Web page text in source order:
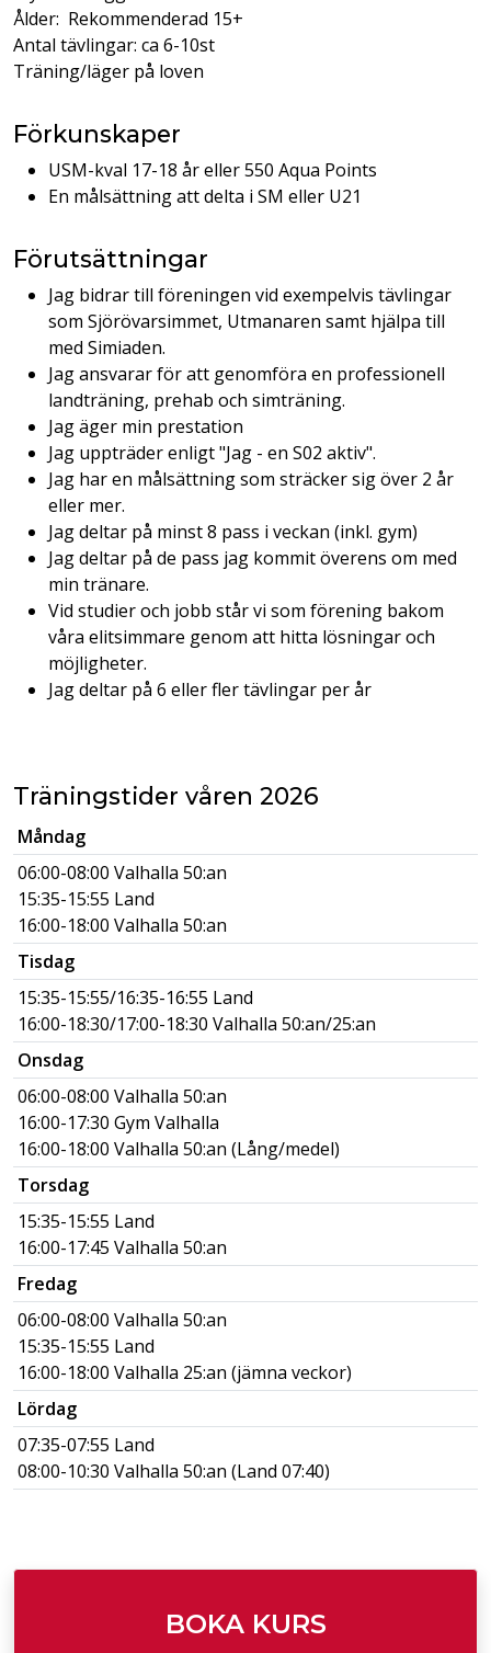
Ålder: Rekommenderad 15+
Antal tävlingar: ca 6-10st
Träning/läger på loven
Förkunskaper
USM-kval 17-18 år eller 550 Aqua Points
En målsättning att delta i SM eller U21
Förutsättningar
Jag bidrar till föreningen vid exempelvis tävlingar
som Sjörövarsimmet, Utmanaren samt hjälpa till
med Simiaden.
Jag ansvarar för att genomföra en professionell
landträning, prehab och simträning.
Jag äger min prestation
Jag uppträder enligt "Jag - en S02 aktiv".
Jag har en målsättning som sträcker sig över 2 år
eller mer.
Jag deltar på minst 8 pass i veckan (inkl. gym)
Jag deltar på de pass jag kommit överens om med
min tränare.
Vid studier och jobb står vi som förening bakom
våra elitsimmare genom att hitta lösningar och
möjligheter.
Jag deltar på 6 eller fler tävlingar per år
Träningstider våren 2026
Måndag
06:00-08:00 Valhalla 50:an
15:35-15:55 Land
16:00-18:00 Valhalla 50:an
Tisdag
15:35-15:55/16:35-16:55 Land
16:00-18:30/17:00-18:30 Valhalla 50:an/25:an
Onsdag
06:00-08:00 Valhalla 50:an
16:00-17:30 Gym Valhalla
16:00-18:00 Valhalla 50:an (Lång/medel)
Torsdag
15:35-15:55 Land
16:00-17:45 Valhalla 50:an
Fredag
06:00-08:00 Valhalla 50:an
15:35-15:55 Land
16:00-18:00 Valhalla 25:an (jämna veckor)
Lördag
07:35-07:55 Land
08:00-10:30 Valhalla 50:an (Land 07:40)
BOKA KURS